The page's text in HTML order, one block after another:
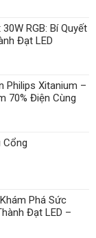
RGB: Bí Quyết
Đạt LED
Philips Xitanium –
70% Điện Cùng
Cổng
Phá Sức
Đạt LED –